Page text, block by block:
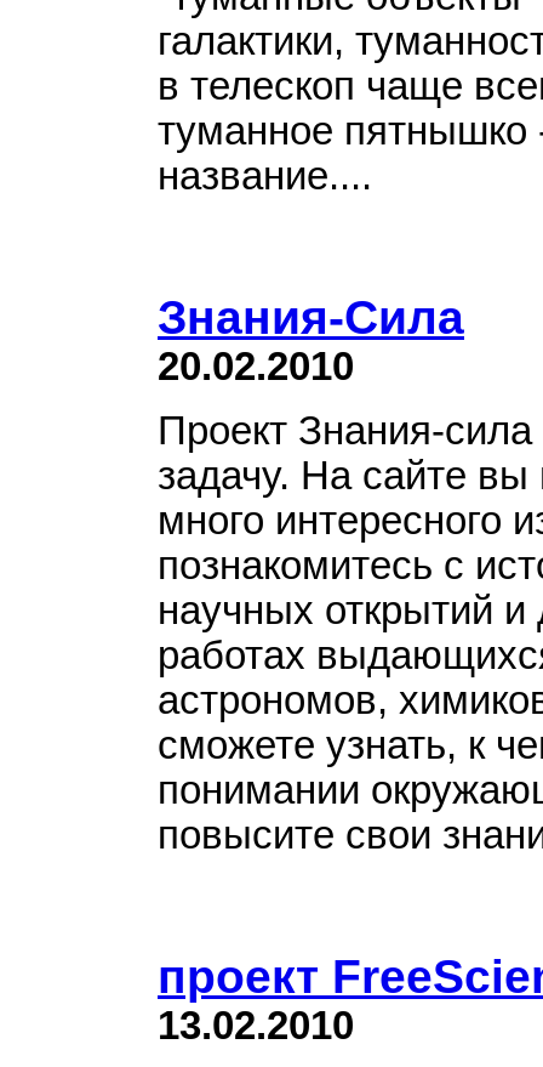
галактики,
в телескоп чаще
туманное
название....
Знания-Сила
20.02.2010
Проект Знания-
задачу. На сайте вы
много интересного
познакомитесь с
научных открытий и
работах
астрономов,
сможете узнать, к
понимании
повысите свои
проект
13.02.2010